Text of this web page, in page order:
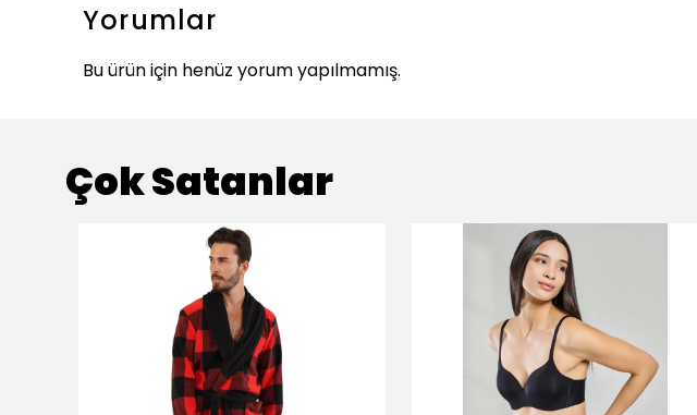
Yorumlar
Bu ürün için henüz yorum yapılmamış.
Çok Satanlar